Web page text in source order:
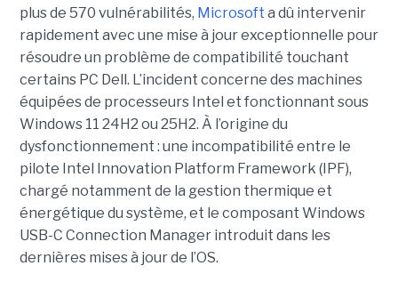
plus de 570 vulnérabilités, Microsoft a dû intervenir
rapidement avec une mise à jour exceptionnelle pour
résoudre un problème de compatibilité touchant
certains PC Dell. L’incident concerne des machines
équipées de processeurs Intel et fonctionnant sous
Windows 11 24H2 ou 25H2. À l’origine du
dysfonctionnement : une incompatibilité entre le
pilote Intel Innovation Platform Framework (IPF),
chargé notamment de la gestion thermique et
énergétique du système, et le composant Windows
USB-C Connection Manager introduit dans les
dernières mises à jour de l’OS.